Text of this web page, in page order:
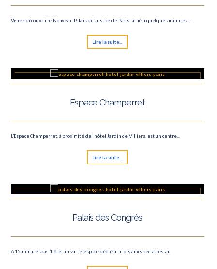
Venez découvrir le Nouveau Palais de Justice de Paris situé à quelques minutes...
Lire la suite...
Espace Champerret
L’Espace Champerret, à proximité de l’hôtel Jardin de Villiers, est un centre...
Lire la suite...
Palais des Congrès
A 15 minutes de l’hôtel un vaste espace dédié à la fois aux spectacles, au...